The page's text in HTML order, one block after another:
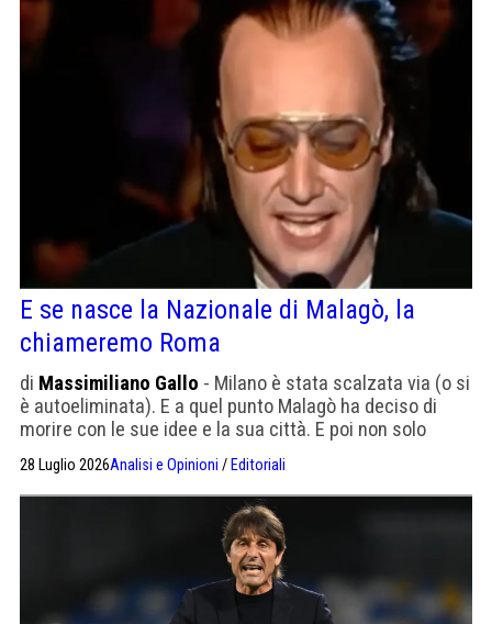
E se nasce la Nazionale di Malagò, la
chiameremo Roma
di Massimiliano Gallo - Milano è stata scalzata via (o si
è autoeliminata). E a quel punto Malagò ha deciso di
morire con le sue idee e la sua città. E poi non solo
28 Luglio 2026Analisi e Opinioni / Editoriali